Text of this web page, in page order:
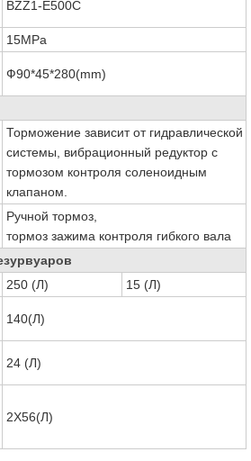
BZZ1-E500C
15MPa
Ф90*45*280(mm)
Торможение зависит от гидравлической
системы, вибрационный редуктор с
тормозом контроля соленоидным
клапаном.
Ручной тормоз,
тормоз зажима контроля гибкого вала
250 (Л) 15 (Л)
140(Л)
24 (Л)
2X56(Л)